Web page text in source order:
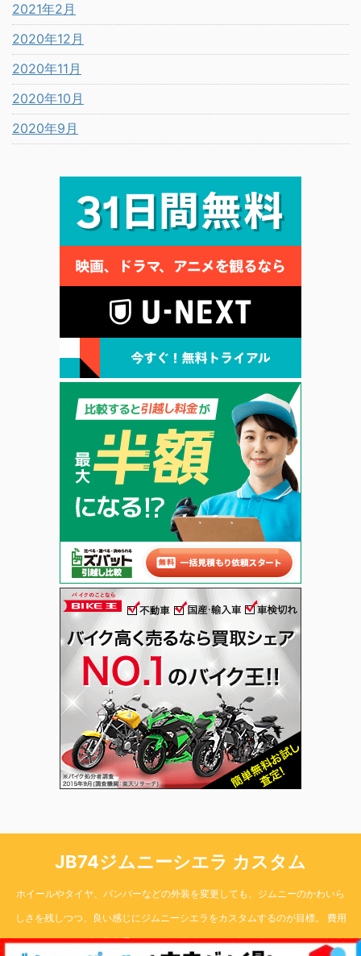
2021年2月
2020年12月
2020年11月
2020年10月
2020年9月
JB74ジムニーシエラ カスタム
ホイールやタイヤ、バンパーなどの外装を変更しても、ジムニーのかわいら
しさを残しつつ、良い感じにジムニーシエラをカスタムするのが目標。 費用
はなるべくかけず、普段乗りから軽い林道まで、気軽に楽しく楽しめる74の